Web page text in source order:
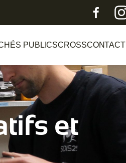
PUBLICSCROSSCONTACT
et